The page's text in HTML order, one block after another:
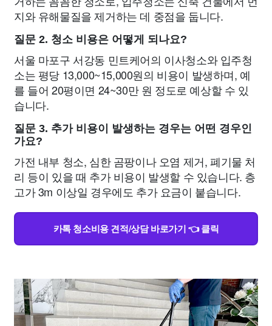
지와 유해물질을 제거하는 데 중점을 둡니다.
질문 2. 청소 비용은 어떻게 되나요?
서울 마포구 서강동 민트케어의 이사청소와 입주청
소는 평당 13,000~15,000원의 비용이 발생하며, 예
를 들어 20평이면 24~30만 원 정도로 예상할 수 있
습니다.
질문 3. 추가 비용이 발생하는 경우는 어떤 경우인
가요?
가전 내부 청소, 심한 곰팡이나 오염 제거, 폐기물 처
리 등이 있을 때 추가 비용이 발생할 수 있습니다. 층
고가 3m 이상일 경우에도 추가 요금이 붙습니다.
카톡 청소비용 견적/상담 바로가기 👈 클릭